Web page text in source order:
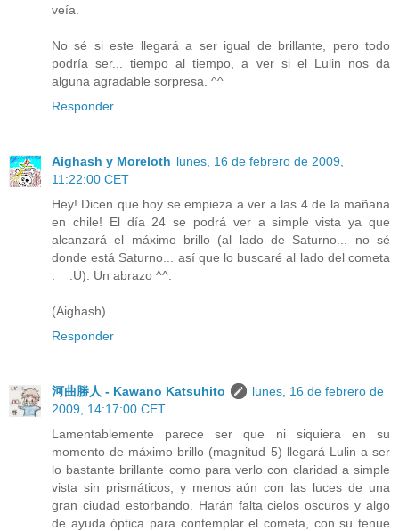
veía.
No sé si este llegará a ser igual de brillante, pero todo
podría ser... tiempo al tiempo, a ver si el Lulin nos da
alguna agradable sorpresa. ^^
Responder
Aighash y Moreloth lunes, 16 de febrero de 2009,
11:22:00 CET
Hey! Dicen que hoy se empieza a ver a las 4 de la mañana
en chile! El día 24 se podrá ver a simple vista ya que
alcanzará el máximo brillo (al lado de Saturno... no sé
donde está Saturno... así que lo buscaré al lado del cometa
.__.U). Un abrazo ^^.
(Aighash)
Responder
河曲勝人 - Kawano Katsuhito
lunes, 16 de febrero de
2009, 14:17:00 CET
Lamentablemente parece ser que ni siquiera en su
momento de máximo brillo (magnitud 5) llegará Lulin a ser
lo bastante brillante como para verlo con claridad a simple
vista sin prismáticos, y menos aún con las luces de una
gran ciudad estorbando. Harán falta cielos oscuros y algo
de ayuda óptica para contemplar el cometa, con su tenue